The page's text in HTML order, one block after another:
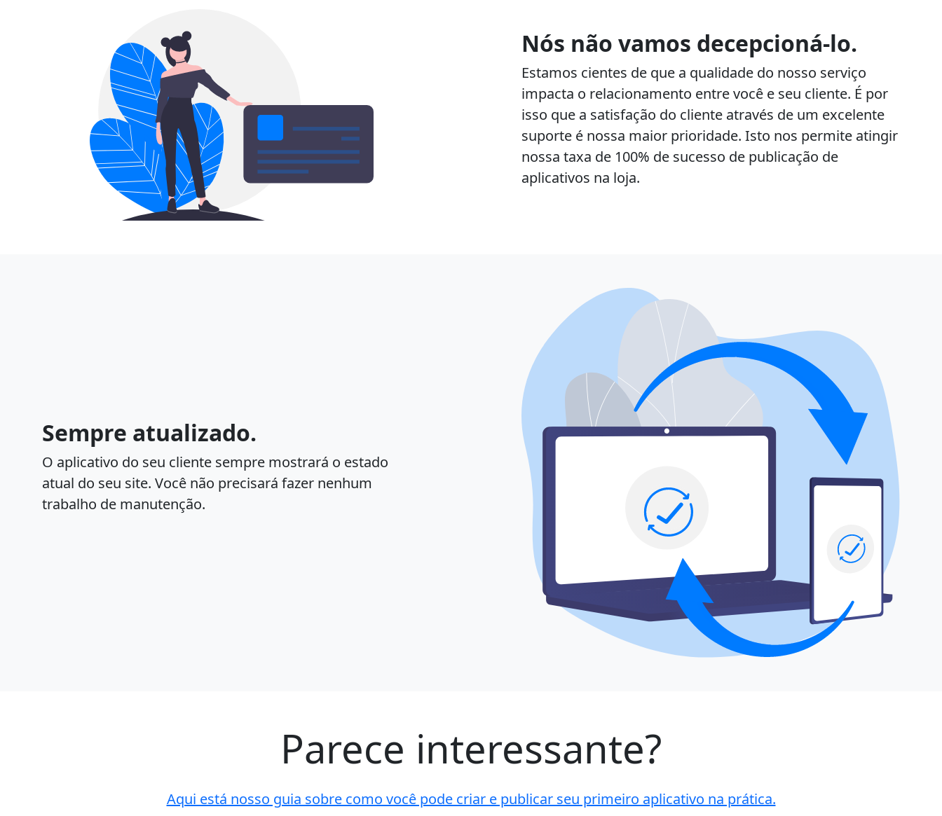
Nós não vamos decepcioná-lo.
Estamos cientes de que a qualidade do nosso serviço
impacta o relacionamento entre você e seu cliente. É por
isso que a satisfação do cliente através de um excelente
suporte é nossa maior prioridade. Isto nos permite atingir
nossa taxa de 100% de sucesso de publicação de
aplicativos na loja.
Sempre atualizado.
O aplicativo do seu cliente sempre mostrará o estado
atual do seu site. Você não precisará fazer nenhum
trabalho de manutenção.
Parece interessante?
Aqui está nosso guia sobre como você pode criar e publicar seu primeiro aplicativo na prática.